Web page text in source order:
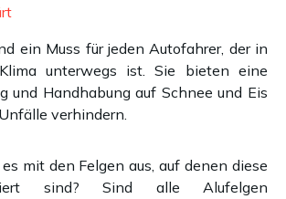
ein Muss für jeden Autofahrer, der in
unterwegs ist. Sie bieten eine
und Handhabung auf Schnee und Eis
verhindern.
mit den Felgen aus, auf denen diese
sind? Sind alle Alufelgen